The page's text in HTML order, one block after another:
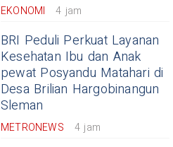
EKONOMI 4 jam
BRI Peduli Perkuat Layanan
Kesehatan Ibu dan Anak
pewat Posyandu Matahari di
Desa Brilian Hargobinangun
Sleman
METRONEWS 4 jam